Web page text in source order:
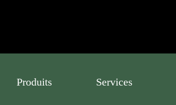
Produits Services